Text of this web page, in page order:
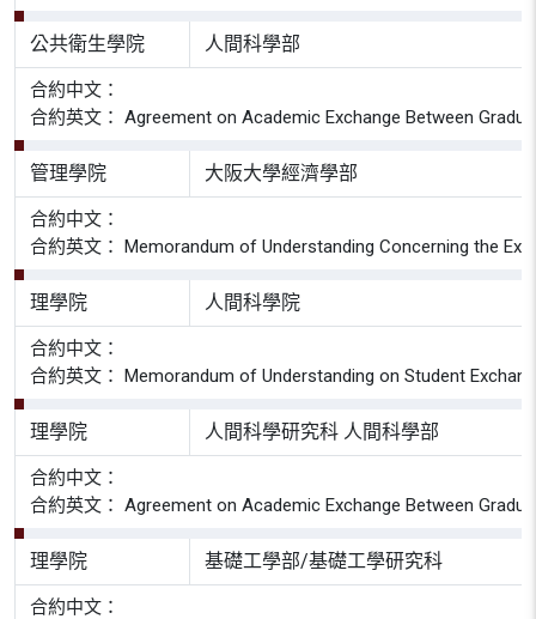
公共衛生學院 人間科學部
合約中文：
合約英文： Agreement on Academic Exchange Between
管理學院 大阪大學經濟學部
合約中文：
合約英文： Memorandum of Understanding Concerning the
理學院 人間科學院
合約中文：
合約英文： Memorandum of Understanding on Student
理學院 人間科學研究科 人間科學部
合約中文：
合約英文： Agreement on Academic Exchange Between
理學院 基礎工學部/基礎工學研究科
合約中文：